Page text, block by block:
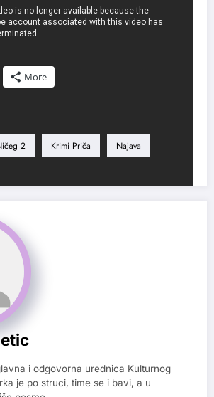
More
2 Krimi Priča Najava
i odgovorna urednica Kulturnog
je po struci, time se i bavi, a u